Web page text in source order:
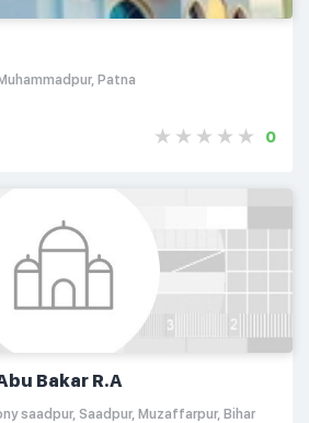
Patna
0
Bakar R.A
saadpur, Saadpur, Muzaffarpur, Bihar